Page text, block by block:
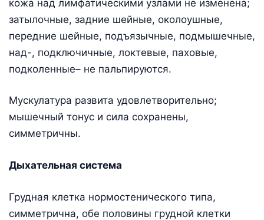
кожа над лимфатическими узлами не изменена;
затылочные, задние шейные, околоушные,
передние шейные, подъязычные, подмышечные,
над-, подключичные, локтевые, паховые,
подколенные– не пальпируются.
Мускулатура развита удовлетворительно;
мышечный тонус и сила сохранены,
симметричны.
Дыхательная система
Грудная клетка нормостенического типа,
симметрична, обе половины грудной клетки